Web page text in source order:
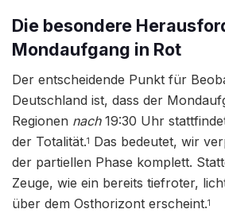
Die besondere
Mondaufgang in Rot
Der entscheidende Punkt für
Deutschland ist, dass der
Regionen nach19:30 Uhr
der Totalität.1 Das bedeutet, wir
der partiellen Phase komplett.
Zeuge, wie ein bereits tiefroter,
über dem Osthorizont erscheint.1